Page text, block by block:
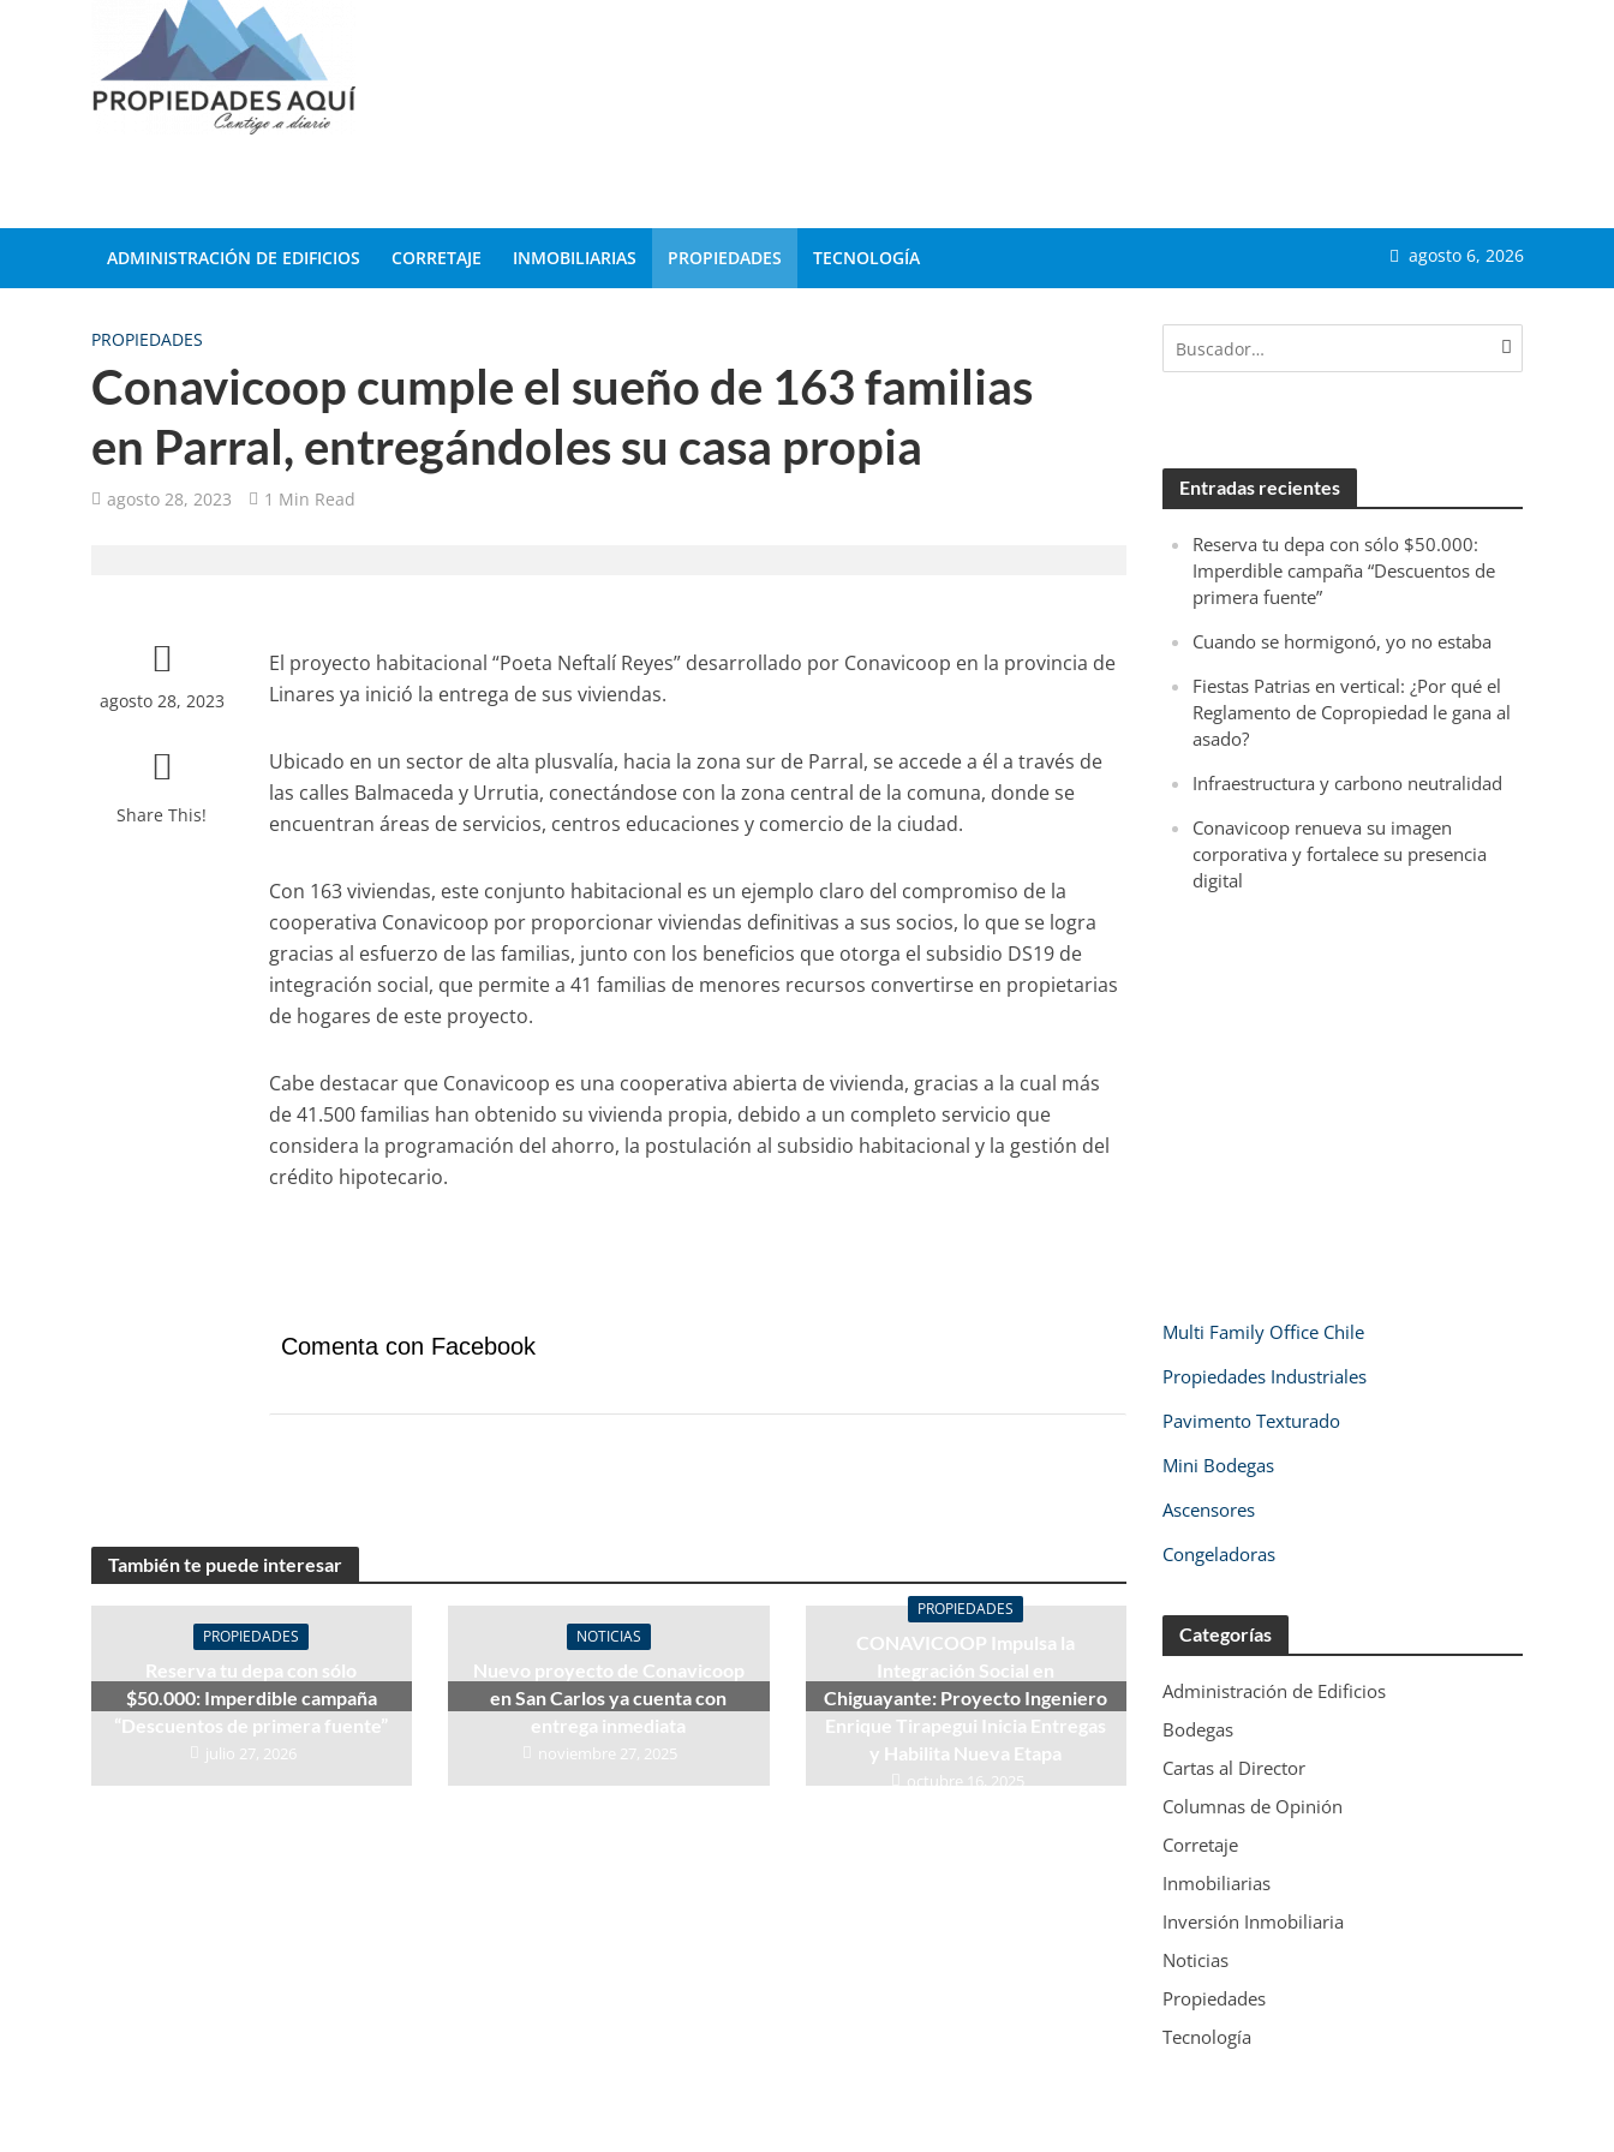
ADMINISTRACIÓN DE EDIFICIOS CORRETAJE INMOBILIARIAS PROPIEDADES TECNOLOGÍA agosto 6, 2026
PROPIEDADES
Conavicoop cumple el sueño de 163 familias
en Parral, entregándoles su casa propia
agosto 28, 2023 1 Min Read
agosto 28, 2023
Share This!
El proyecto habitacional “Poeta Neftalí Reyes” desarrollado por Conavicoop en la provincia de
Linares ya inició la entrega de sus viviendas.
Ubicado en un sector de alta plusvalía, hacia la zona sur de Parral, se accede a él a través de
las calles Balmaceda y Urrutia, conectándose con la zona central de la comuna, donde se
encuentran áreas de servicios, centros educaciones y comercio de la ciudad.
Con 163 viviendas, este conjunto habitacional es un ejemplo claro del compromiso de la
cooperativa Conavicoop por proporcionar viviendas definitivas a sus socios, lo que se logra
gracias al esfuerzo de las familias, junto con los beneficios que otorga el subsidio DS19 de
integración social, que permite a 41 familias de menores recursos convertirse en propietarias
de hogares de este proyecto.
Cabe destacar que Conavicoop es una cooperativa abierta de vivienda, gracias a la cual más
de 41.500 familias han obtenido su vivienda propia, debido a un completo servicio que
considera la programación del ahorro, la postulación al subsidio habitacional y la gestión del
crédito hipotecario.
Comenta con Facebook
También te puede interesar
PROPIEDADES
Reserva tu depa con sólo
$50.000: Imperdible campaña
“Descuentos de primera fuente”
julio 27, 2026
NOTICIAS
Nuevo proyecto de Conavicoop
en San Carlos ya cuenta con
entrega inmediata
noviembre 27, 2025
PROPIEDADES
CONAVICOOP Impulsa la
Integración Social en
Chiguayante: Proyecto Ingeniero
Enrique Tirapegui Inicia Entregas
y Habilita Nueva Etapa
octubre 16, 2025
Entradas recientes
Reserva tu depa con sólo $50.000:
Imperdible campaña “Descuentos de
primera fuente”
Cuando se hormigonó, yo no estaba
Fiestas Patrias en vertical: ¿Por qué el
Reglamento de Copropiedad le gana al
asado?
Infraestructura y carbono neutralidad
Conavicoop renueva su imagen
corporativa y fortalece su presencia
digital
Multi Family Office Chile
Propiedades Industriales
Pavimento Texturado
Mini Bodegas
Ascensores
Congeladoras
Categorías
Administración de Edificios
Bodegas
Cartas al Director
Columnas de Opinión
Corretaje
Inmobiliarias
Inversión Inmobiliaria
Noticias
Propiedades
Tecnología